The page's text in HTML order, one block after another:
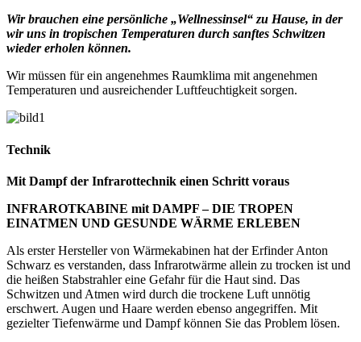
Wir brauchen eine persönliche „Wellnessinsel“ zu Hause, in der
wir uns in tropischen Temperaturen durch sanftes Schwitzen
wieder erholen können.
Wir müssen für ein angenehmes Raumklima mit angenehmen
Temperaturen und ausreichender Luftfeuchtigkeit sorgen.
Technik
Mit Dampf der Infrarottechnik einen Schritt voraus
INFRAROTKABINE mit DAMPF – DIE TROPEN
EINATMEN UND GESUNDE WÄRME ERLEBEN
Als erster Hersteller von Wärmekabinen hat der Erfinder Anton
Schwarz es verstanden, dass Infrarotwärme allein zu trocken ist und
die heißen Stabstrahler eine Gefahr für die Haut sind. Das
Schwitzen und Atmen wird durch die trockene Luft unnötig
erschwert. Augen und Haare werden ebenso angegriffen. Mit
gezielter Tiefenwärme und Dampf können Sie das Problem lösen.